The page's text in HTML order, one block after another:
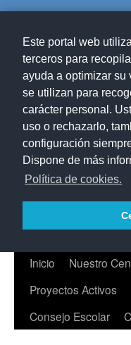
Este portal web
terceros para
ayuda a optimizar su
se utilizan para
carácter personal.
uso o rechazarlo,
configuración
Dispone de más
Política de cookies.
Saltar
contenido
Inicio Nuestro
Proyectos Activos
Consejo Escolar